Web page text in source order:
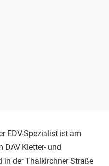
EDV-Spezialist ist am
DAV Kletter- und
in der Thalkirchner Straße